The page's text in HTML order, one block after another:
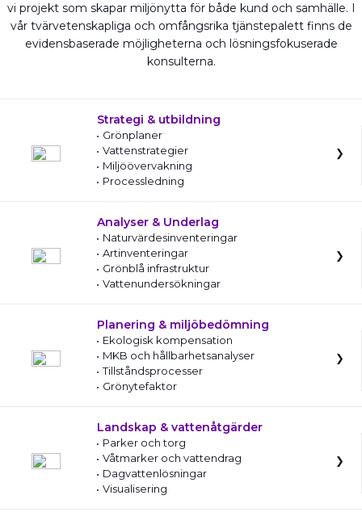
vi projekt som skapar miljönytta för både kund och samhälle. I
vår tvärvetenskapliga och omfångsrika tjänstepalett finns de
evidensbaserade möjligheterna och lösningsfokuserade
konsulterna.
Strategi & utbildning
Grönplaner
Vattenstrategier
Miljöövervakning
Processledning
Analyser & Underlag
Naturvärdesinventeringar
Artinventeringar
Grönblå infrastruktur
Vattenundersökningar
Planering & miljöbedömning
Ekologisk kompensation
MKB och hållbarhetsanalyser
Tillståndsprocesser
Grönytefaktor
Landskap & vattenåtgärder
Parker och torg
Våtmarker och vattendrag
Dagvattenlösningar
Visualisering